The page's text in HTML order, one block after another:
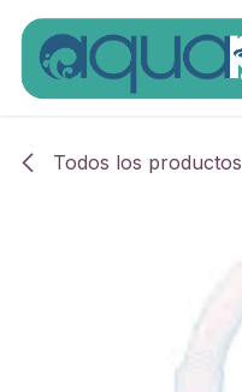
Ir al contenido
Todos los productos